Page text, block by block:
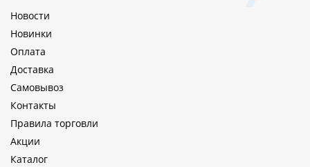
Новости
Новинки
Оплата
Доставка
Самовывоз
Контакты
Правила торговли
Акции
Каталог